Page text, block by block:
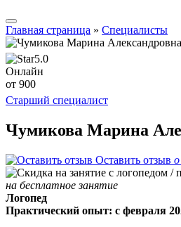
Главная страница » Специалисты
5.0
Онлайн
от 900
Старший специалист
Чумикова Марина
Оставить отзыв
на бесплатное занятие
Логопед
Практический опыт: с февраля